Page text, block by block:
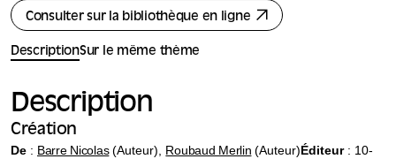
Consulter sur la bibliothèque en ligne
DescriptionSur le même thème
Description
Création
De : Barre Nicolas(Auteur), Roubaud Merlin (Auteur)Éditeur: 10-